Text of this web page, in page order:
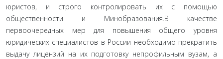
юристов, и строго контролировать их с помощью
общественности и Минобразования.В качестве
первоочередных мер для повышения общего уровня
юридических специалистов в России необходимо прекратить
выдачу лицензий на их подготовку непрофильным вузам, а